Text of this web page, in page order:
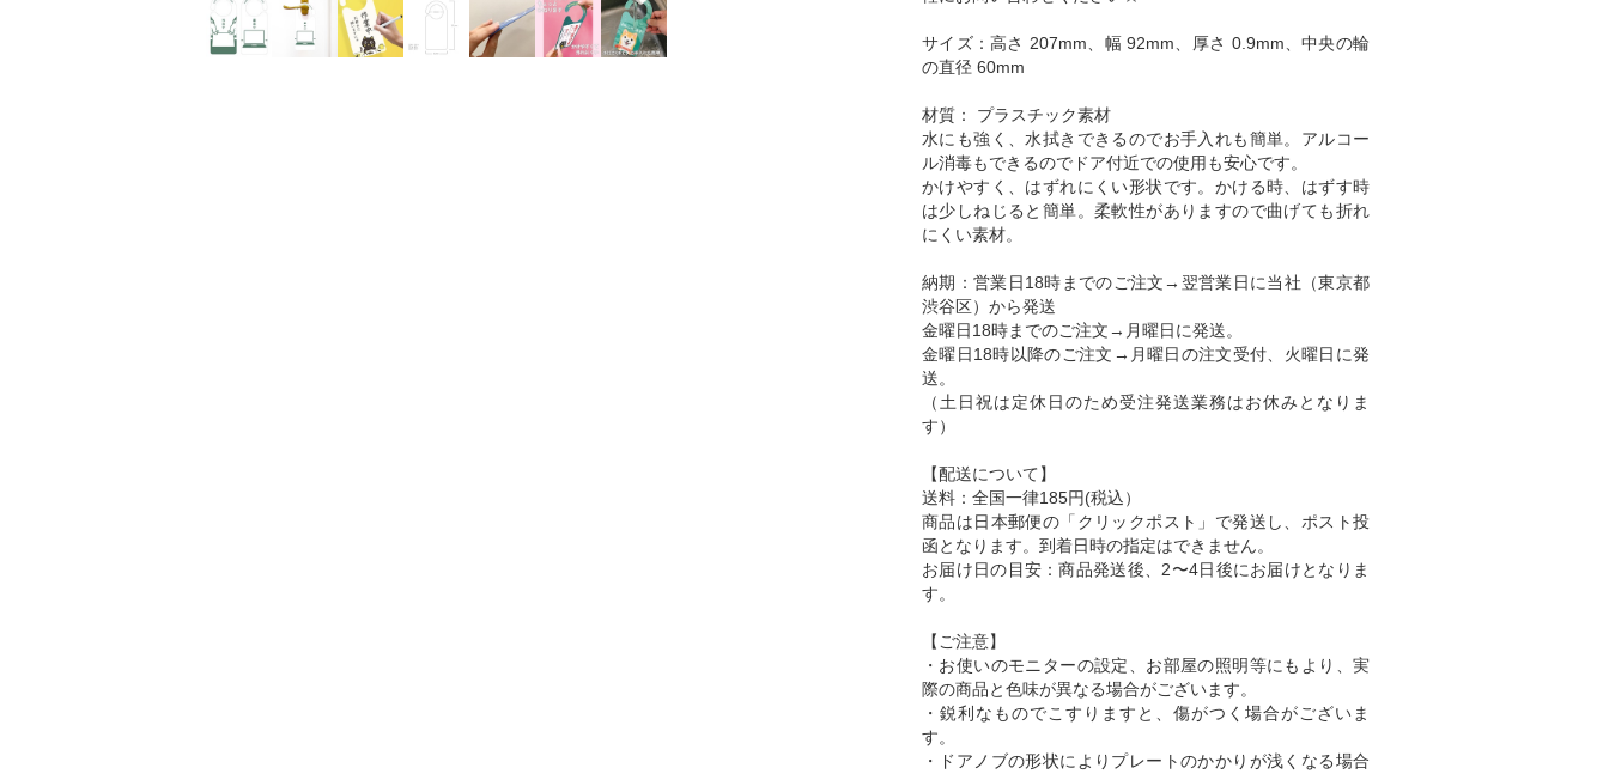
サイズ：高さ 207mm、幅 92mm、厚さ 0.9mm、中央の輪
の直径 60mm
材質： プラスチック素材
水にも強く、水拭きできるのでお手入れも簡単。アルコー
ル消毒もできるのでドア付近での使用も安心です。
かけやすく、はずれにくい形状です。かける時、はずす時
は少しねじると簡単。柔軟性がありますので曲げても折れ
にくい素材。
納期：営業日18時までのご注文→翌営業日に当社（東京都
渋谷区）から発送
金曜日18時までのご注文→月曜日に発送。
金曜日18時以降のご注文→月曜日の注文受付、火曜日に発
送。
（土日祝は定休日のため受注発送業務はお休みとなりま
す）
【配送について】
送料：全国一律185円(税込）
商品は日本郵便の「クリックポスト」で発送し、ポスト投
函となります。到着日時の指定はできません。
お届け日の目安：商品発送後、2〜4日後にお届けとなりま
す。
【ご注意】
・お使いのモニターの設定、お部屋の照明等にもより、実
際の商品と色味が異なる場合がございます。
・鋭利なものでこすりますと、傷がつく場合がございま
す。
・ドアノブの形状によりプレートのかかりが浅くなる場合